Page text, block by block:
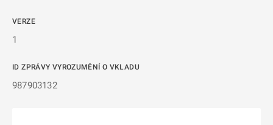
VERZE
1
ID ZPRÁVY VYROZUMĚNÍ O VKLADU
987903132